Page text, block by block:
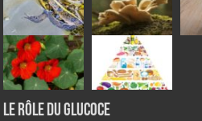
LE RÔLE DU GLUCOCE